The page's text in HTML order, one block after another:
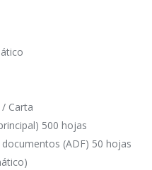
Carta
500 hojas
(ADF) 50 hojas